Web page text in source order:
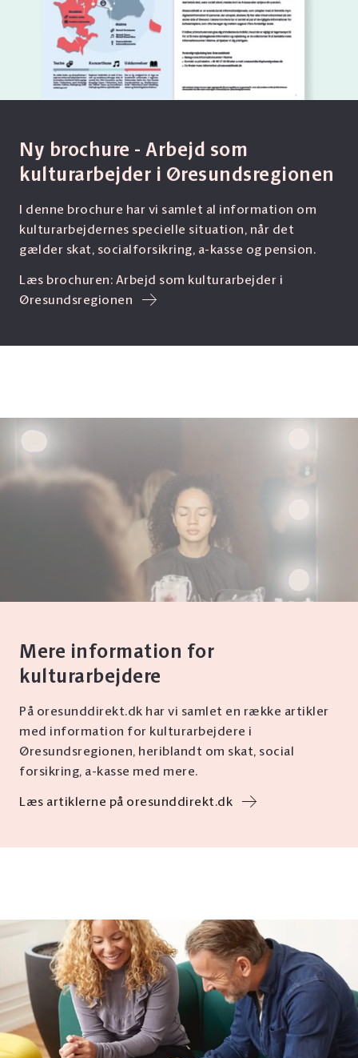
Ny brochure - Arbejd som
kulturarbejder i Øresundsregionen
I denne brochure har vi samlet al information om
kulturarbejdernes specielle situation, når det
gælder skat, socialforsikring, a-kasse og pension.
Læs brochuren: Arbejd som kulturarbejder i
Øresundsregionen
Mere information for
kulturarbejdere
På oresunddirekt.dk har vi samlet en række artikler
med information for kulturarbejdere i
Øresundsregionen, heriblandt om skat, social
forsikring, a-kasse med mere.
Læs artiklerne på oresunddirekt.dk